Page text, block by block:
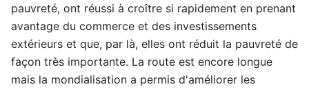
pauvreté, ont réussi à croître si rapidement en prenant
avantage du commerce et des investissements
extérieurs et que, par là, elles ont réduit la pauvreté de
façon très importante. La route est encore longue
mais la mondialisation a permis d'améliorer les